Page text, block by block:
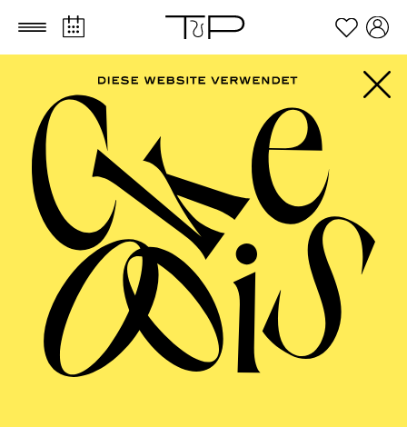
Zum Hauptinhalt springen Zum Footer springen
FILTER
SEPTEMBER 2026
PHILHARMONIE ESSEN
Freitag
04.09.2026
20:00 - 23:00
Alfried Krupp Saal